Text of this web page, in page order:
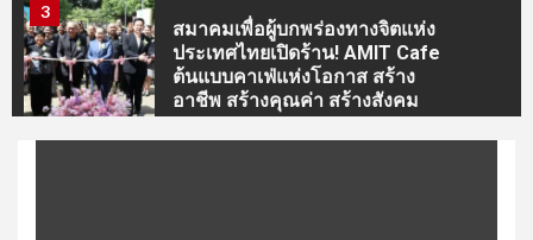
3
สมาคมเพื่อผู้บกพร่องทางจิตแห่ง
ประเทศไทยเปิดร้าน! AMIT Cafe
ต้นแบบคาเฟ่แห่งโอกาส สร้าง
อาชีพ สร้างคุณค่า สร้างสังคม